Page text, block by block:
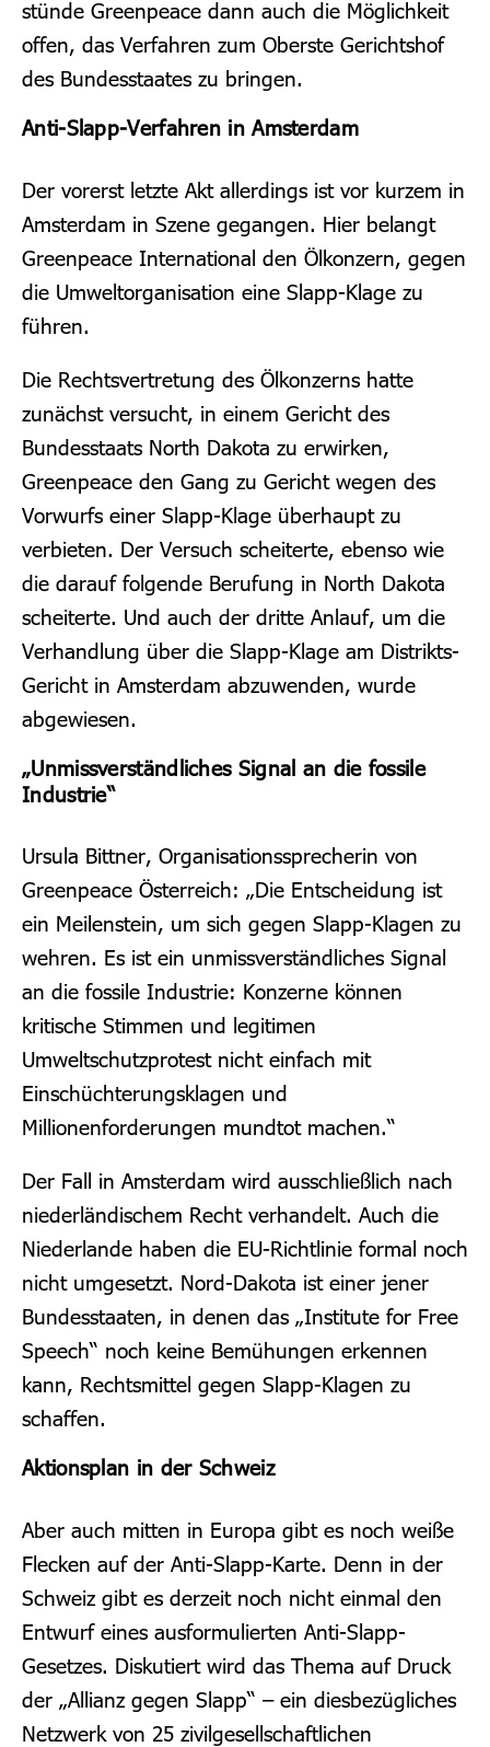
stünde Greenpeace dann auch die Möglichkeit
offen, das Verfahren zum Oberste Gerichtshof
des Bundesstaates zu bringen.
Anti-Slapp-Verfahren in Amsterdam
Der vorerst letzte Akt allerdings ist vor kurzem in
Amsterdam in Szene gegangen. Hier belangt
Greenpeace International den Ölkonzern, gegen
die Umweltorganisation eine Slapp-Klage zu
führen.
Die Rechtsvertretung des Ölkonzerns hatte
zunächst versucht, in einem Gericht des
Bundesstaats North Dakota zu erwirken,
Greenpeace den Gang zu Gericht wegen des
Vorwurfs einer Slapp-Klage überhaupt zu
verbieten. Der Versuch scheiterte, ebenso wie
die darauf folgende Berufung in North Dakota
scheiterte. Und auch der dritte Anlauf, um die
Verhandlung über die Slapp-Klage am Distrikts-
Gericht in Amsterdam abzuwenden, wurde
abgewiesen.
„Unmissverständliches Signal an die fossile
Industrie“
Ursula Bittner, Organisationssprecherin von
Greenpeace Österreich: „Die Entscheidung ist
ein Meilenstein, um sich gegen Slapp-Klagen zu
wehren. Es ist ein unmissverständliches Signal
an die fossile Industrie: Konzerne können
kritische Stimmen und legitimen
Umweltschutzprotest nicht einfach mit
Einschüchterungsklagen und
Millionenforderungen mundtot machen.“
Der Fall in Amsterdam wird ausschließlich nach
niederländischem Recht verhandelt. Auch die
Niederlande haben die EU-Richtlinie formal noch
nicht umgesetzt. Nord-Dakota ist einer jener
Bundesstaaten, in denen das „Institute for Free
Speech“ noch keine Bemühungen erkennen
kann, Rechtsmittel gegen Slapp-Klagen zu
schaffen.
Aktionsplan in der Schweiz
Aber auch mitten in Europa gibt es noch weiße
Flecken auf der Anti-Slapp-Karte. Denn in der
Schweiz gibt es derzeit noch nicht einmal den
Entwurf eines ausformulierten Anti-Slapp-
Gesetzes. Diskutiert wird das Thema auf Druck
der „Allianz gegen Slapp“ – ein diesbezügliches
Netzwerk von 25 zivilgesellschaftlichen